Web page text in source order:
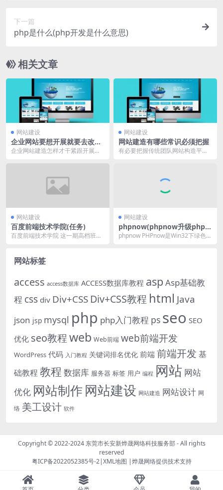
下一篇
php是什么(php开发是什么意思)
相关文章
网站建设
企业网站要想开展就要去改进
什么
企业网站建造怎样才干紧跟开展趋
网站建设
网站建造有哪些常识必须把握
有必要把握传统团队网站构造平时
网站建设
百度前端技术学院(任务)
百度前端技术学院 这一期高档班的
网站建设
phpnow(phpnow升级php版
本详解)
phpnow PHPnow是Win32下绿色免
网站标签
access access数据库 ACCESS数据库教程 asp Asp基础教
程 css div Div+CSS Div+CSS教程 html Java
json jsp mysql php php入门教程 ps seo SEO
优化 seo教程web Web前端 web前端开发
WordPress 代码 入门教程 关键词排名优化 前端 前端开发 基
础教程 教程 数据库 服务器 标签 用户 编程 网站 网站
优化 网站制作 网站建设 网站建造 网站设计 网
络 美工设计 软件
Copyright © 2022-2024 东莞市长安新烨晟网络科技服务部- All rights
reserved
粤ICP备2022052385号-2|XML地图 |烨晟网络提供技术支持